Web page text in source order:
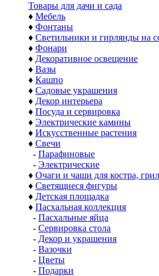
Товары для дачи и сада
♦ Мебель
♦ Фонтаны
♦ Светильники и гирлянды на
♦ Фонари
♦ Декоративное освещение
♦ Вазы
♦ Кашпо
♦ Садовые украшения
♦ Декор интерьера
♦ Посуда и сервировка
♦ Электрические камины
♦ Искусственные растения
♦ Свечи
- Парафиновые
- Электрические
♦ Очаги и чаши для костра,
♦ Светящиеся фигуры
♦ Детская площадка
♦ Пасхальная коллекция
- Пасхальные яйца
- Сервировка стола
- Декор и украшения
- Вазочки
- Цветы
- Подарки